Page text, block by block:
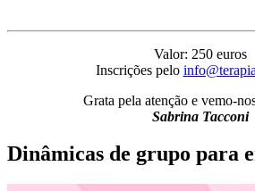
Valor: 250 euros
Inscrições pelo
Grata pela atenção e vemo-
Sabrina Tacconi
Dinâmicas de grupo para